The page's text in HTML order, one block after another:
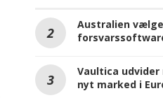
Australien
Vaultica
nyt marked i